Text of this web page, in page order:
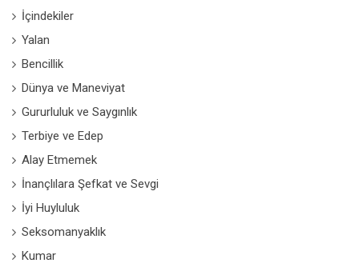
İçindekiler
Yalan
Bencillik
Dünya ve Maneviyat
Gururluluk ve Saygınlık
Terbiye ve Edep
Alay Etmemek
İnançlılara Şefkat ve Sevgi
İyi Huyluluk
Seksomanyaklık
Kumar